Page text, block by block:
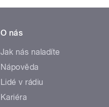
O nás
Jak nás naladíte
Nápověda
Lidé v rádiu
Kariéra